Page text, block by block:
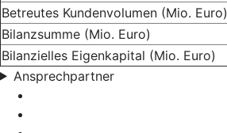
Betreutes Kundenvolumen (Mio. Euro)
Bilanzsumme (Mio. Euro)
Bilanzielles Eigenkapital (Mio. Euro)
Ansprechpartner